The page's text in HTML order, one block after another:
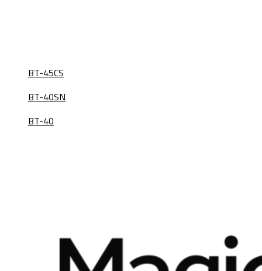
BT-45CS
BT-40SN
BT-40